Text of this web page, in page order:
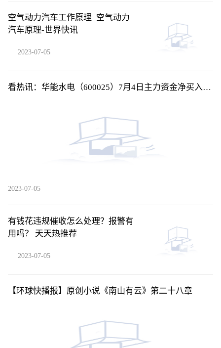
空气动力汽车工作原理_空气动力
汽车原理-世界快讯
2023-07-05
看热讯：华能水电（600025）7月4日主力资金净买入
2023-07-05
有钱花违规催收怎么处理？报警有
用吗？ 天天热推荐
2023-07-05
【环球快播报】原创小说《南山有云》第二十八章